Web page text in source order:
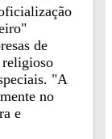
de
"A
no
e